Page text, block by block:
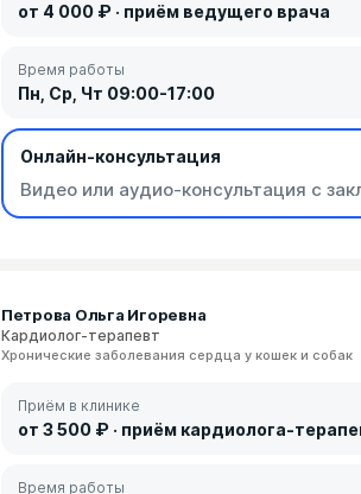
от 4 000 ₽ · приём ведущего врача
Время работы
Пн, Ср, Чт 09:00-17:00
Онлайн-консультация
Видео или аудио-консультация с
Петрова Ольга Игоревна
Кардиолог-терапевт
Хронические заболевания сердца у кошек и собак
Приём в клинике
от 3 500 ₽ · приём кардиолога-
Время работы